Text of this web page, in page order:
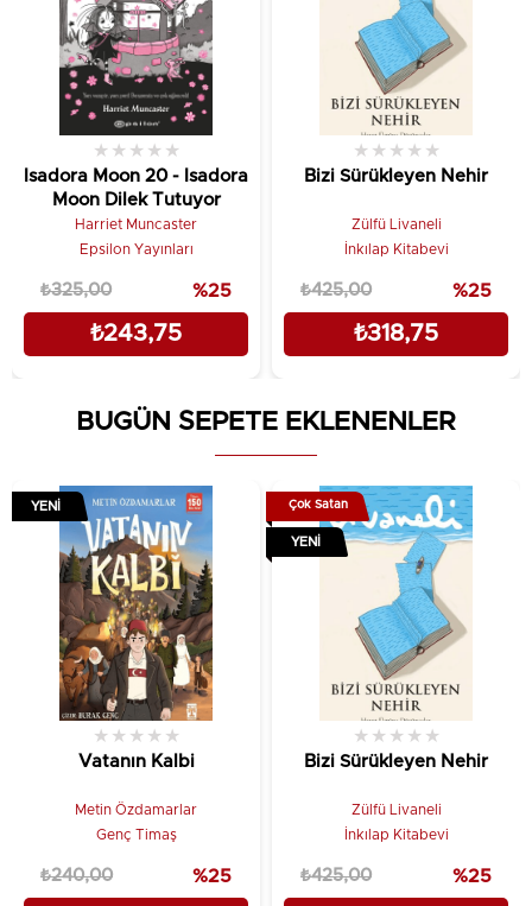
Isadora Moon 20 - Isadora
Moon Dilek Tutuyor
★ ★ ★ ★ ★
Harriet Muncaster
Epsilon Yayınları
₺243,75
₺325,00 %25
Bizi Sürükleyen Nehir
★ ★ ★ ★ ★
Zülfü Livaneli
İnkılap Kitabevi
₺318,75
₺425,00 %25
BUGÜN SEPETE EKLENENLER
Vatanın Kalbi
★ ★ ★ ★ ★
Metin Özdamarlar
Genç Timaş
₺240,00 %25
YENI
Bizi Sürükleyen Nehir
★ ★ ★ ★ ★
Zülfü Livaneli
İnkılap Kitabevi
₺425,00 %25
Çok Satan
YENI